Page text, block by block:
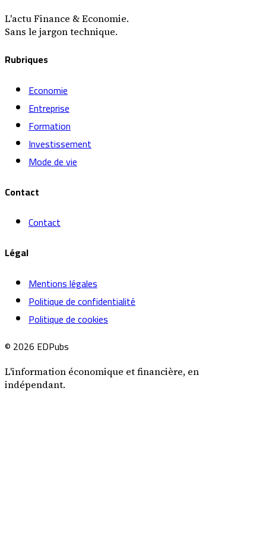
L'actu Finance & Economie.
Sans le jargon technique.
Rubriques
Economie
Entreprise
Formation
Investissement
Mode de vie
Contact
Contact
Légal
Mentions légales
Politique de confidentialité
Politique de cookies
© 2026 EDPubs
L'information économique et financière, en
indépendant.